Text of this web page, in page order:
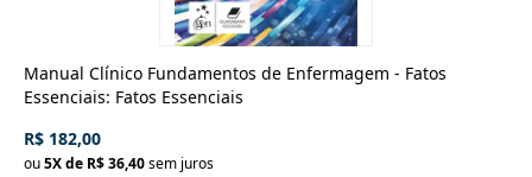
Manual Clínico Fundamentos de Enfermagem - Fatos
Essenciais: Fatos Essenciais
R$ 182,00
ou5X de R$ 36,40sem juros